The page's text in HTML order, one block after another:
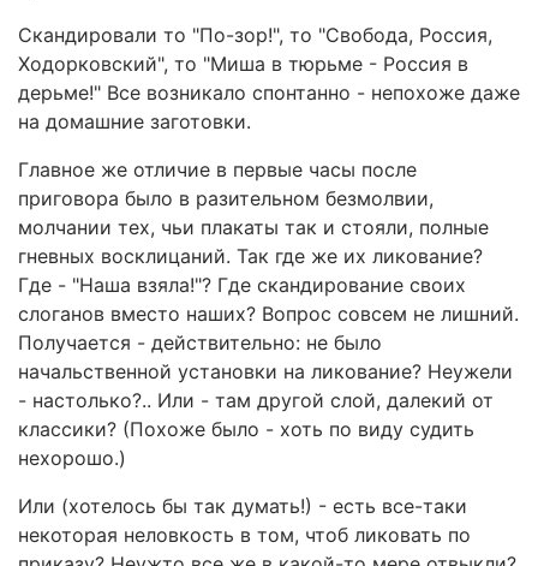
Скандировали то "По-зор!", то "Свобода, Россия,
Ходорковский", то "Миша в тюрьме - Россия в
дерьме!" Все возникало спонтанно - непохоже даже
на домашние заготовки.
Главное же отличие в первые часы после
приговора было в разительном безмолвии,
молчании тех, чьи плакаты так и стояли, полные
гневных восклицаний. Так где же их ликование?
Где - "Наша взяла!"? Где скандирование своих
слоганов вместо наших? Вопрос совсем не лишний.
Получается - действительно: не было
начальственной установки на ликование? Неужели
- настолько?.. Или - там другой слой, далекий от
классики? (Похоже было - хоть по виду судить
нехорошо.)
Или (хотелось бы так думать!) - есть все-таки
некоторая неловкость в том, чтоб ликовать по